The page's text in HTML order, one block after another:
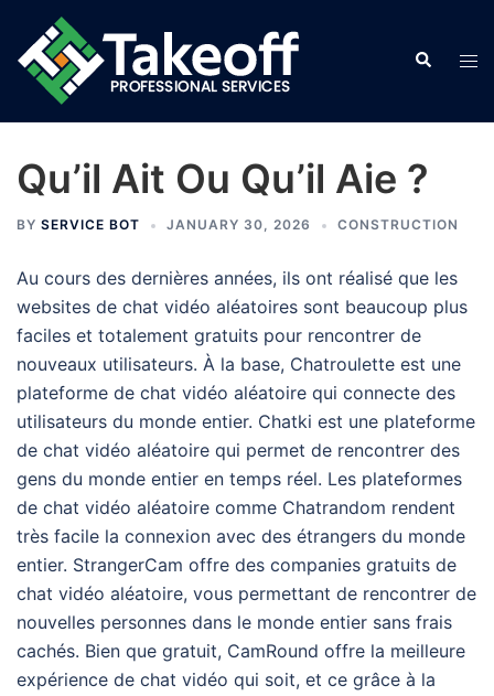
content
Search
Qu’il Ait Ou Qu’il Aie ?
BY SERVICE BOT JANUARY 30, 2026 CONSTRUCTION
Au cours des dernières années, ils ont réalisé que les
websites de chat vidéo aléatoires sont beaucoup plus
faciles et totalement gratuits pour rencontrer de
nouveaux utilisateurs. À la base, Chatroulette est une
plateforme de chat vidéo aléatoire qui connecte des
utilisateurs du monde entier. Chatki est une plateforme
de chat vidéo aléatoire qui permet de rencontrer des
gens du monde entier en temps réel. Les plateformes
de chat vidéo aléatoire comme Chatrandom rendent
très facile la connexion avec des étrangers du monde
entier. StrangerCam offre des companies gratuits de
chat vidéo aléatoire, vous permettant de rencontrer de
nouvelles personnes dans le monde entier sans frais
cachés. Bien que gratuit, CamRound offre la meilleure
expérience de chat vidéo qui soit, et ce grâce à la